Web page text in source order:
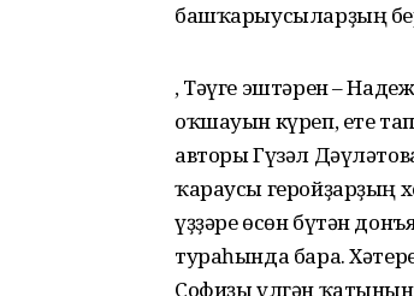
башҡарыусыларҙың
, Тәүге эштәрен –
оҡшауын күреп, ете
авторы Гүзәл
ҡараусы геройҙарҙың
үҙҙәре өсөн бүтән
тураһында бара.
Софиҙы үлгән